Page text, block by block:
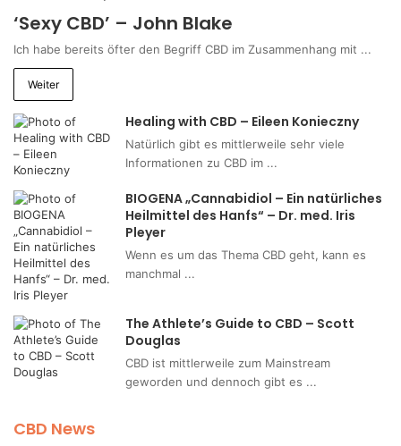
‘Sexy CBD’ – John Blake
Ich habe bereits öfter den Begriff CBD im Zusammenhang mit ...
Weiter
Healing with CBD – Eileen Konieczny
Natürlich gibt es mittlerweile sehr viele
Informationen zu CBD im ...
BIOGENA „Cannabidiol – Ein natürliches
Heilmittel des Hanfs“ – Dr. med. Iris
Pleyer
Wenn es um das Thema CBD geht, kann es
manchmal ...
The Athlete’s Guide to CBD – Scott
Douglas
CBD ist mittlerweile zum Mainstream
geworden und dennoch gibt es ...
CBD News